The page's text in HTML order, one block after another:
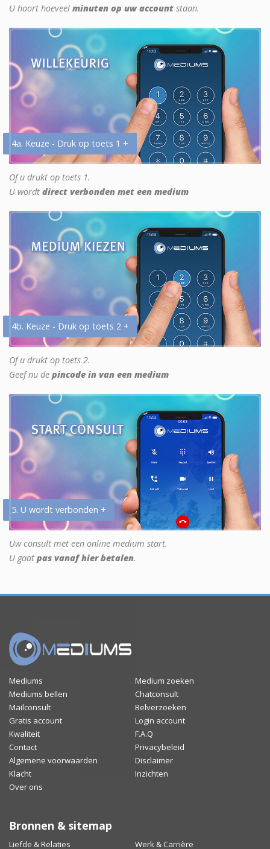
U hoort hoeveel minuten op uw account staan.
4a. Keuze - Druk op toets 1 +
Of u drukt op toets 1.
U wordt direct verbonden met een medium
4b. Keuze - Druk op toets 2 +
Of u drukt op toets 2.
Geef nu de pincode in van een medium
5. U wordt verbonden +
Uw consult met een online medium start.
U gaat pas vanaf hier betalen.
Mediums
Medium zoeken
Mediums bellen
Chatconsult
Mailconsult
Belverzoeken
Gratis account
Login account
Kwaliteit
F.A.Q
Contact
Privacybeleid
Algemene voorwaarden
Disclaimer
Klacht
Inzichten
Over ons
Bronnen & sitemap
Liefde & Relaties Werk & Carrière